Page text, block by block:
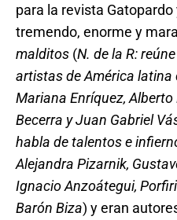
para la revista
tremendo, enorme y
malditos (N. de la R:
artistas de América latina
Mariana Enríquez,
Becerra y Juan Gabriel
habla de talentos e
Alejandra Pizarnik,
Ignacio Anzoátegui,
Barón Biza) y eran